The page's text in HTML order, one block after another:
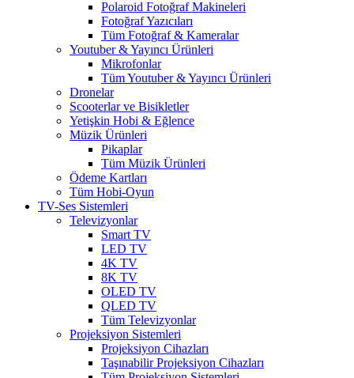
Polaroid Fotoğraf Makineleri
Fotoğraf Yazıcıları
Tüm Fotoğraf & Kameralar
Youtuber & Yayıncı Ürünleri
Mikrofonlar
Tüm Youtuber & Yayıncı Ürünleri
Dronelar
Scooterlar ve Bisikletler
Yetişkin Hobi & Eğlence
Müzik Ürünleri
Pikaplar
Tüm Müzik Ürünleri
Ödeme Kartları
Tüm Hobi-Oyun
TV-Ses Sistemleri
Televizyonlar
Smart TV
LED TV
4K TV
8K TV
OLED TV
QLED TV
Tüm Televizyonlar
Projeksiyon Sistemleri
Projeksiyon Cihazları
Taşınabilir Projeksiyon Cihazları